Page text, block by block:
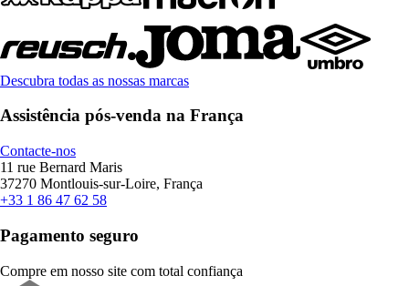
Descubra todas as nossas marcas
Assistência pós-venda na França
Contacte-nos
11 rue Bernard Maris
37270 Montlouis-sur-Loire, França
+33 1 86 47 62 58
Pagamento seguro
Compre em nosso site com total confiança